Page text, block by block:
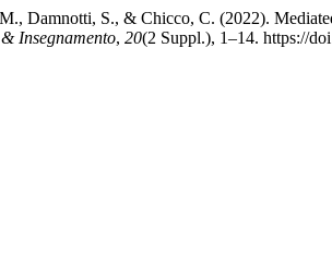
Damnotti, S., & Chicco, C. (2022).
Insegnamento, 20(2 Suppl.), 1–14. https://